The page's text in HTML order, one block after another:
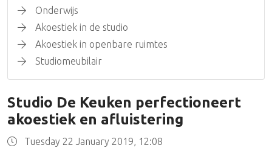
Studio De Keuken perfectioneert
akoestiek en afluistering
Tuesday 22 January 2019, 12:08
Onderwijs
Akoestiek in de studio
Akoestiek in openbare ruimtes
Studiomeubilair